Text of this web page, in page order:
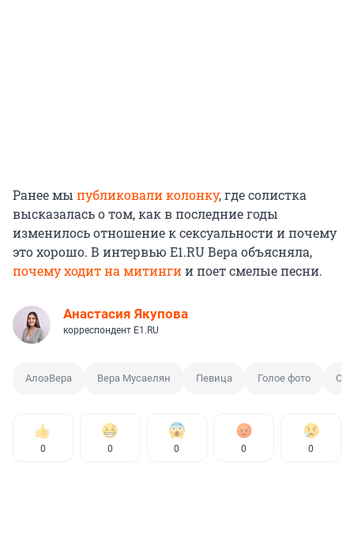
Ранее мы публиковали колонку, где солистка
высказалась о том, как в последние годы
изменилось отношение к сексуальности и почему
это хорошо. В интервью E1.RU Вера объясняла,
почему ходит на митингии поет смелые песни.
Анастасия Якупова
корреспондент E1.RU
АлоэВера Вера Мусаелян Певица Голое фото
0 0 0 0 0